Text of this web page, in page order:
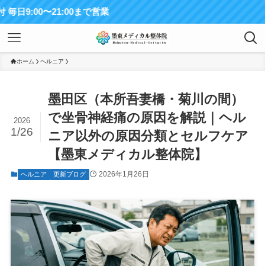
まで営業
ホーム ヘルニア
墨田区（本所吾妻橋・菊川の間）
で坐骨神経痛の原因を解説｜ヘル
ニア以外の原因分類とセルフケア
【墨東メディカル整体院】
2026
1/26
ヘルニア 更新ブログ 2026年1月26日